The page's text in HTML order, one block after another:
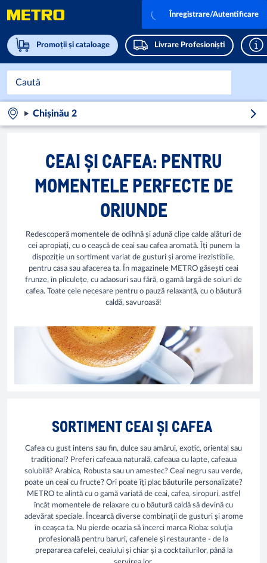
Promoții și cataloage Livrare Profesioniști
Înregistrare/Autentificare
Chișinău 2
CEAI ȘI CAFEA: PENTRU
MOMENTELE PERFECTE DE
ORIUNDE
Redescoperă momentele de odihnă și adună clipe calde alături de
cei apropiați, cu o ceașcă de ceai sau cafea aromată. Îți punem la
dispoziție un sortiment variat de gusturi și arome irezistibile,
pentru casa sau afacerea ta. În magazinele METRO găsești ceai
frunze, în pliculețe, cu adaosuri sau fără, o gamă largă de soiuri de
cafea. Toate cele necesare pentru o pauză relaxantă, cu o băutură
caldă, savuroasă!
SORTIMENT CEAI ȘI CAFEA
Cafea cu gust intens sau fin, dulce sau amărui, exotic, oriental sau
tradițional? Preferi cafeaua naturală, cafeaua cu lapte, cafeaua
solubilă? Arabica, Robusta sau un amestec? Ceai negru sau verde,
poate un ceai cu fructe? Ori poate îţi plac băuturile personalizate?
METRO te alintă cu o gamă variată de ceai, cafea, siropuri, astfel
încât momentele de relaxare cu o băutură caldă să devină cu
adevărat speciale. Încearcă diverse combinaţii de gusturi şi arome
în ceaşca ta. Nu pierde ocazia să încerci marca Rioba: soluţia
profesională pentru baruri, cafenele şi restaurante - de la
prepararea cafelei, ceaiului şi chiar şi a cocktailurilor, până la